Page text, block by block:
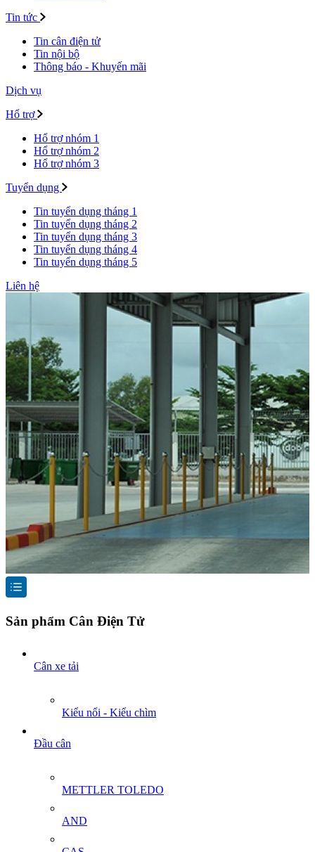
Tin tức
Tin cân điện tử
Tin nội bộ
Thông báo - Khuyến mãi
Dịch vụ
Hổ trợ
Hổ trợ nhóm 1
Hổ trợ nhóm 2
Hổ trợ nhóm 3
Tuyển dụng
Tin tuyển dụng tháng 1
Tin tuyển dụng tháng 2
Tin tuyển dụng tháng 3
Tin tuyển dụng tháng 4
Tin tuyển dụng tháng 5
Liên hệ
Sản phẩm Cân Điện Tử
Cân xe tải
Kiểu nổi - Kiểu chìm
Đầu cân
METTLER TOLEDO
AND